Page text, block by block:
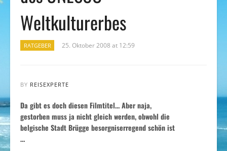
Weltkulturerbes
RATGEBER 25. Oktober 2008 at 12:59
BY REISEXPERTE
Da gibt es doch diesen Filmtitel… Aber naja,
gestorben muss ja nicht gleich werden, obwohl die
belgische Stadt Brügge besorgniserregend schön ist
…